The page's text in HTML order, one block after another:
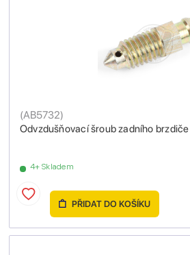
Odvzdušňovací šroub zadního brzdiče
(AB5732)
4+ Skladem
PŘIDAT DO KOŠÍKU